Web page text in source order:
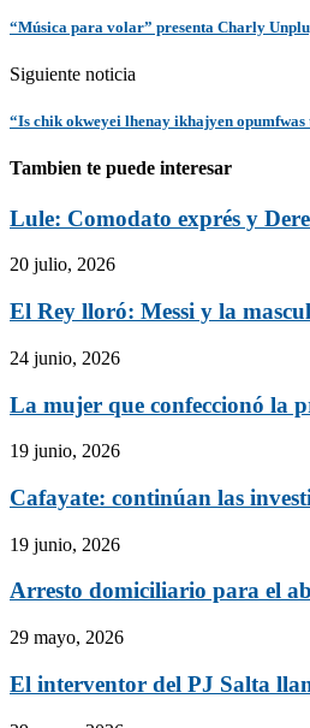
“Música para volar” presenta Charly
Siguiente noticia
“Is chik okweyei lhenay ikhajyen
Tambien te puede interesar
Lule: Comodato exprés y
20 julio, 2026
El Rey lloró: Messi y la
24 junio, 2026
La mujer que confeccionó la
19 junio, 2026
Cafayate: continúan las
19 junio, 2026
Arresto domiciliario para el
29 mayo, 2026
El interventor del PJ Salta